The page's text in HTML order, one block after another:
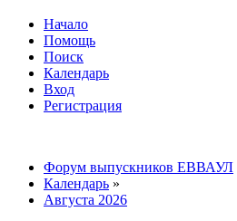
Начало
Помощь
Поиск
Календарь
Вход
Регистрация
Форум выпускников ЕВВАУЛ
Календарь »
Августа 2026